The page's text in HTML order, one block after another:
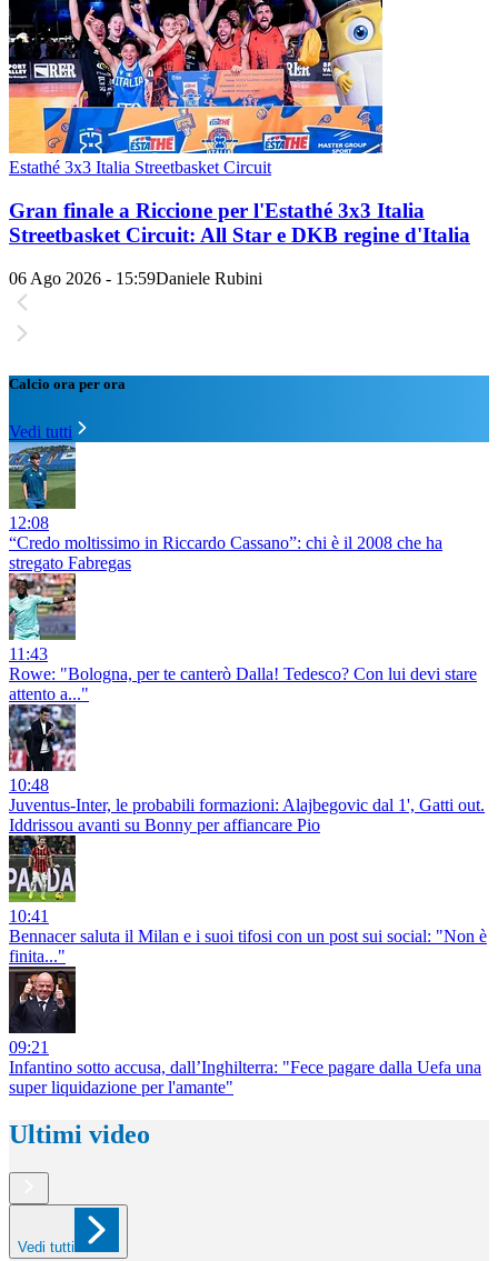
Estathé 3x3 Italia Streetbasket Circuit
Gran finale a Riccione per l'Estathé 3x3 Italia
Streetbasket Circuit: All Star e DKB regine d'Italia
06 Ago 2026 - 15:59Daniele Rubini
Calcio ora per ora
Vedi tutti
12:08
“Credo moltissimo in Riccardo Cassano”: chi è il 2008 che ha
stregato Fabregas
11:43
Rowe: "Bologna, per te canterò Dalla! Tedesco? Con lui devi stare
attento a..."
10:48
Juventus-Inter, le probabili formazioni: Alajbegovic dal 1', Gatti out.
Iddrissou avanti su Bonny per affiancare Pio
10:41
Bennacer saluta il Milan e i suoi tifosi con un post sui social: "Non è
finita..."
09:21
Infantino sotto accusa, dall’Inghilterra: "Fece pagare dalla Uefa una
super liquidazione per l'amante"
Ultimi video
Vedi tutti